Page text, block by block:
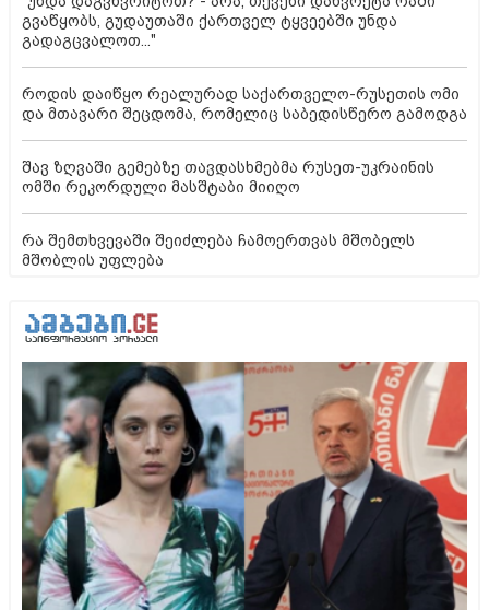
გვაწყობს, გუდაუთაში ქართველ ტყვეებში უნდა
გადაგცვალოთ..."
როდის დაიწყო რეალურად საქართველო-რუსეთის ომი
და მთავარი შეცდომა, რომელიც საბედისწერო გამოდგა
შავ ზღვაში გემებზე თავდასხმებმა რუსეთ-უკრაინის
ომში რეკორდული მასშტაბი მიიღო
რა შემთხვევაში შეიძლება ჩამოერთვას მშობელს
მშობლის უფლება